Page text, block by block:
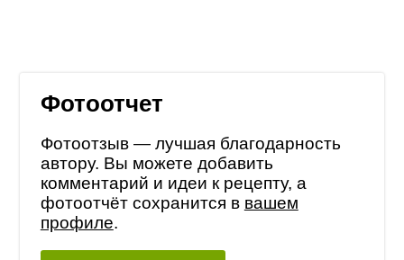
Фотоотчет
Фотоотзыв — лучшая благодарность
автору. Вы можете добавить
комментарий и идеи к рецепту, а
фотоотчёт сохранится в вашем
профиле.